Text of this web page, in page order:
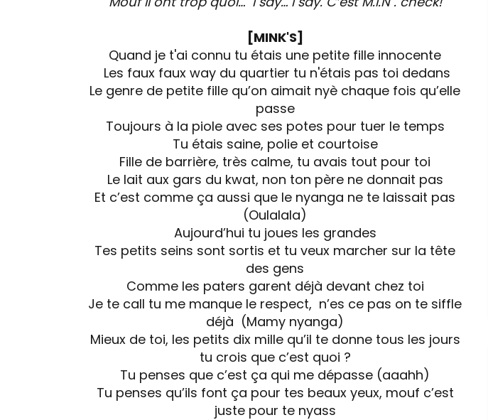
[MINK'S]
Quand je t'ai connu tu étais une petite fille innocente
Les faux faux way du quartier tu n'étais pas toi dedans
Le genre de petite fille qu’on aimait nyè chaque fois qu’elle
passe
Toujours à la piole avec ses potes pour tuer le temps
Tu étais saine, polie et courtoise
Fille de barrière, très calme, tu avais tout pour toi
Le lait aux gars du kwat, non ton père ne donnait pas
Et c’est comme ça aussi que le nyanga ne te laissait pas
(Oulalala)
Aujourd’hui tu joues les grandes
Tes petits seins sont sortis et tu veux marcher sur la tête
des gens
Comme les paters garent déjà devant chez toi
Je te call tu me manque le respect, n’es ce pas on te siffle
déjà (Mamy nyanga)
Mieux de toi, les petits dix mille qu’il te donne tous les jours
tu crois que c’est quoi ?
Tu penses que c’est ça qui me dépasse (aaahh)
Tu penses qu’ils font ça pour tes beaux yeux, mouf c’est
juste pour te nyass